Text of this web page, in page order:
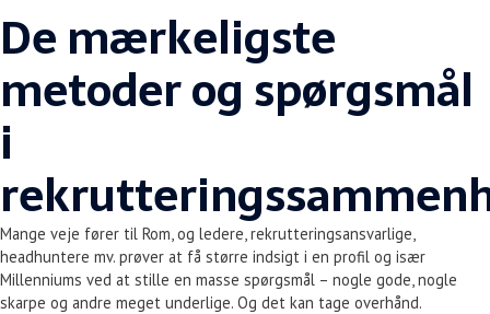
De mærkeligste
metoder og spørgsmål
i
Mange veje fører til Rom, og ledere, rekrutteringsansvarlige,
headhuntere mv. prøver at få større indsigt i en profil og især
Millenniums ved at stille en masse spørgsmål – nogle gode, nogle
skarpe og andre meget underlige. Og det kan tage overhånd.